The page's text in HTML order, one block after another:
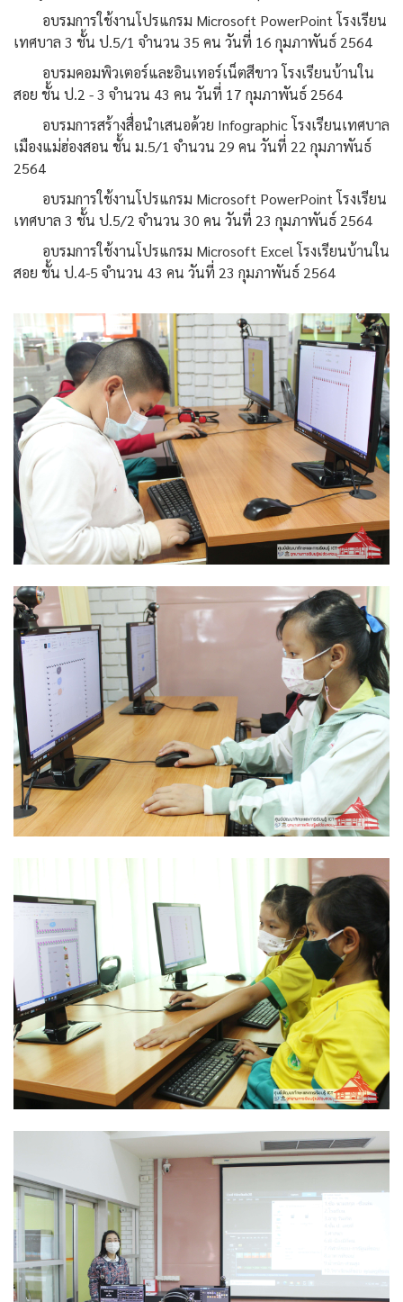
อบรมการใช้งานโปรแกรม Microsoft PowerPoint โรงเรียน
เทศบาล 3 ชั้น ป.5/1 จำนวน 35 คน วันที่ 16 กุมภาพันธ์ 2564
อบรมคอมพิวเตอร์และอินเทอร์เน็ตสีขาว โรงเรียนบ้านใน
สอย ชั้น ป.2 - 3 จำนวน 43 คน วันที่ 17 กุมภาพันธ์ 2564
อบรมการสร้างสื่อนำเสนอด้วย Infographic โรงเรียนเทศบาล
เมืองแม่ฮ่องสอน ชั้น ม.5/1 จำนวน 29 คน วันที่ 22 กุมภาพันธ์
2564
อบรมการใช้งานโปรแกรม Microsoft PowerPoint โรงเรียน
เทศบาล 3 ชั้น ป.5/2 จำนวน 30 คน วันที่ 23 กุมภาพันธ์ 2564
อบรมการใช้งานโปรแกรม Microsoft Excel โรงเรียนบ้านใน
สอย ชั้น ป.4-5 จำนวน 43 คน วันที่ 23 กุมภาพันธ์ 2564